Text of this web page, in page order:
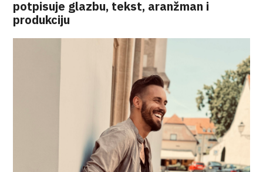
potpisuje glazbu, tekst, aranžman i
produkciju